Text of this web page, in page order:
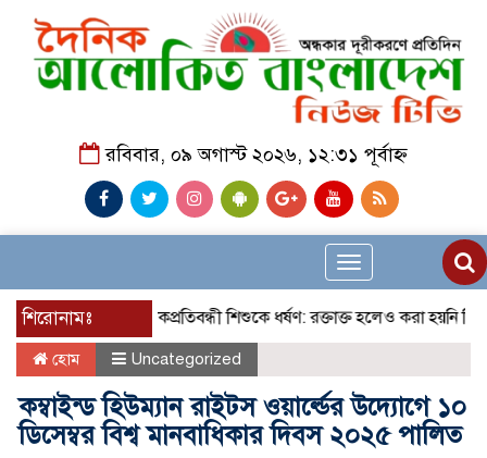
রবিবার, ০৯ অগাস্ট ২০২৬, ১২:৩১ পূর্বাহ্ন
Toggle
navigation
শিরোনামঃনবীগঞ্জে বাকপ্রতিবন্ধী শিশুকে ধর্ষণ: রক্তাক্ত হলেও করা হয়নি
হোম Uncategorized
কম্বাইন্ড হিউম্যান রাইটস ওয়ার্ল্ডের উদ্যোগে ১০
ডিসেম্বর বিশ্ব মানবাধিকার দিবস ২০২৫ পালিত